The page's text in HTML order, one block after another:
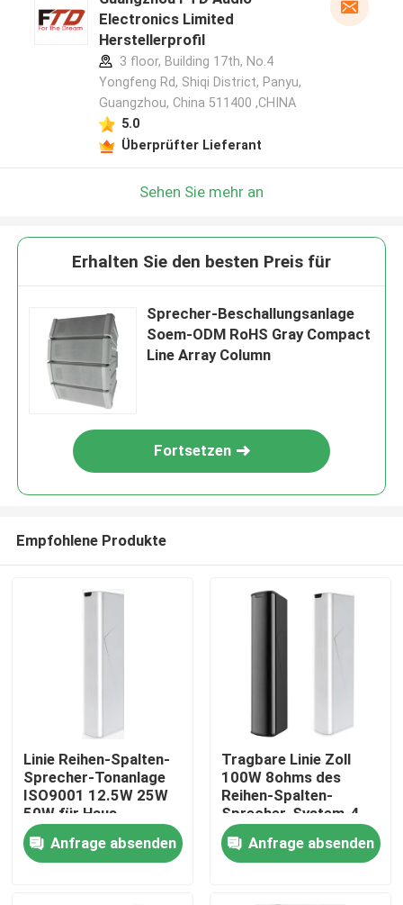
Haus
Produkte
Electronics Limited
Herstellerprofil
3 floor, Building 17th, No.4
Yongfeng Rd, Shiqi District, Panyu,
Guangzhou, China 511400 ,CHINA
5.0
Überprüfter Lieferant
Sehen Sie mehr an
Erhalten Sie den besten Preis für
Sprecher-Beschallungsanlage
Soem-ODM RoHS Gray Compact
Line Array Column
Fortsetzen
Empfohlene Produkte
Linie Reihen-Spalten-
Sprecher-Tonanlage
ISO9001 12.5W 25W
50W für Haus
Anfrage absenden
Tragbare Linie Zoll
100W 8ohms des
Reihen-Spalten-
Sprecher-System-4
Anfrage absenden